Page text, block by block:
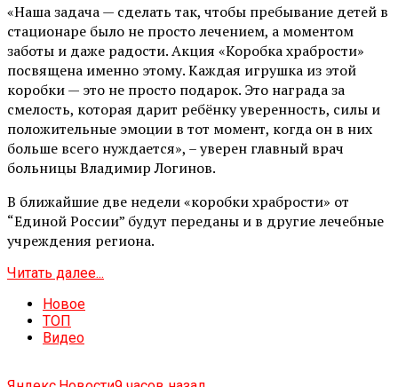
«Наша задача — сделать так, чтобы пребывание детей в
стационаре было не просто лечением, а моментом
заботы и даже радости. Акция «Коробка храбрости»
посвящена именно этому. Каждая игрушка из этой
коробки — это не просто подарок. Это награда за
смелость, которая дарит ребёнку уверенность, силы и
положительные эмоции в тот момент, когда он в них
больше всего нуждается», – уверен главный врач
больницы Владимир Логинов.
В ближайшие две недели «коробки храбрости» от
“Единой России” будут переданы и в другие лечебные
учреждения региона.
Читать далее...
Новое
ТОП
Видео